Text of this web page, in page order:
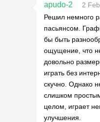
apudo-2
2
Решил немного
пасьянсом.
бы быть
ощущение, что
довольно
играть без
скучно. Однако
слишком
целом, играет
улучшения.